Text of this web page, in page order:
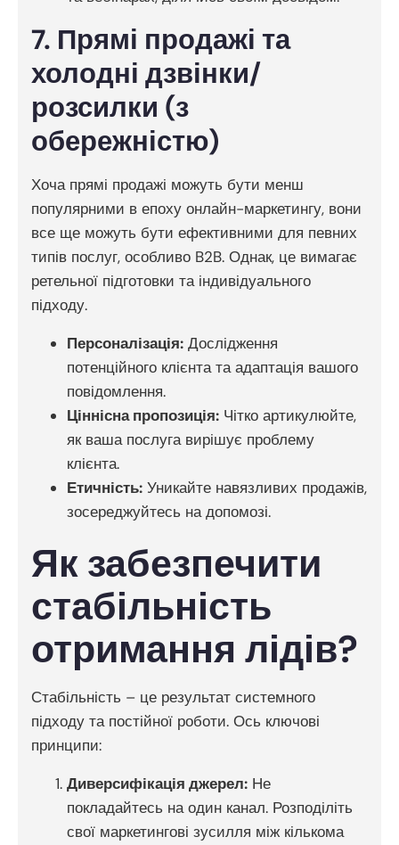
7. Прямі продажі та
холодні дзвінки/
розсилки (з
обережністю)
Хоча прямі продажі можуть бути менш
популярними в епоху онлайн-маркетингу, вони
все ще можуть бути ефективними для певних
типів послуг, особливо B2B. Однак, це вимагає
ретельної підготовки та індивідуального
підходу.
Персоналізація: Дослідження
потенційного клієнта та адаптація вашого
повідомлення.
Ціннісна пропозиція: Чітко артикулюйте,
як ваша послуга вирішує проблему
клієнта.
Етичність: Уникайте навязливих продажів,
зосереджуйтесь на допомозі.
Як забезпечити
стабільність
отримання лідів?
Стабільність – це результат системного
підходу та постійної роботи. Ось ключові
принципи:
Диверсифікація джерел: Не
покладайтесь на один канал. Розподіліть
свої маркетингові зусилля між кількома